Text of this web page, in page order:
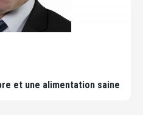
et une alimentation saine